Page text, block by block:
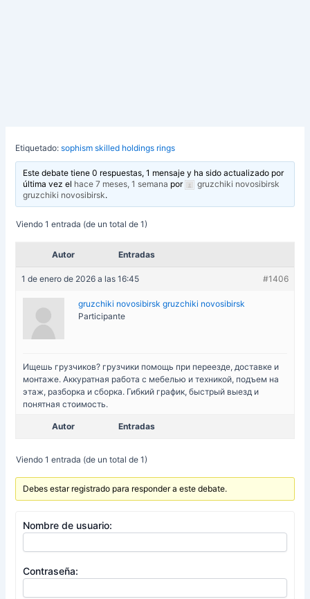
Etiquetado:sophism skilled holdings rings
Este debate tiene 0 respuestas, 1 mensaje y ha sido actualizado por
última vez el hace 7 meses, 1 semana por
gruzchiki novosibirsk
gruzchiki novosibirsk.
Viendo 1 entrada (de un total de 1)
Autor Entradas
1 de enero de 2026 a las 16:45 #1406
gruzchiki novosibirsk gruzchiki novosibirsk
Participante
Ищешь грузчиков? грузчики помощь при переезде, доставке и
монтаже. Аккуратная работа с мебелью и техникой, подъем на
этаж, разборка и сборка. Гибкий график, быстрый выезд и
понятная стоимость.
Autor Entradas
Viendo 1 entrada (de un total de 1)
Debes estar registrado para responder a este debate.
Nombre de usuario:
Contraseña: